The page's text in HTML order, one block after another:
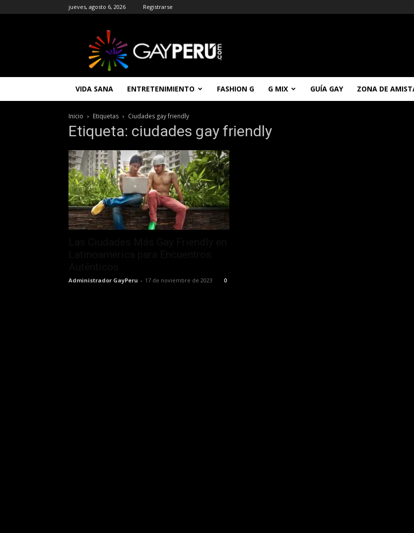
jueves, agosto 6, 2026 Registrarse
|
Entretenimiento
Noticias
Chat
Gay
Gratis
VIDA SANA ENTRETENIMIENTO FASHION G G MIX GUÍA GAY ZONA DE
Inicio Etiquetas Ciudades gay friendly
Etiqueta: ciudades gay friendly
Administrador GayPeru - 17 de noviembre de 2023 0